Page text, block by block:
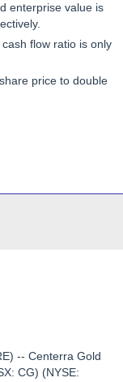
enterprise value is
flow ratio is only
price to double
-- Centerra Gold
CG) (NYSE: